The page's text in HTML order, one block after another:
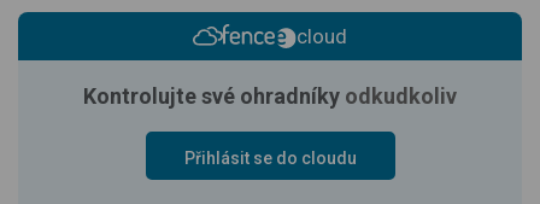
cloud
Kontrolujte své ohradníky odkudkoliv
Přihlásit se do cloudu